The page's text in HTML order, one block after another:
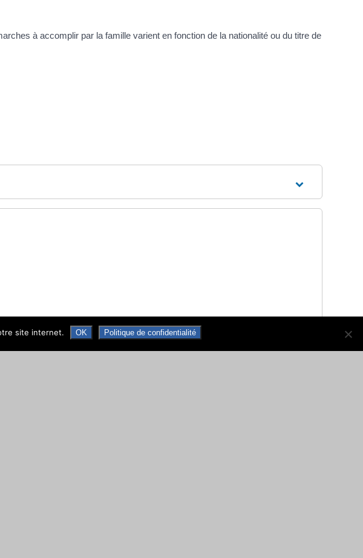
à accomplir par la famille varient en fonction de la nationalité ou du titre de
site internet. OK Politique de confidentialité